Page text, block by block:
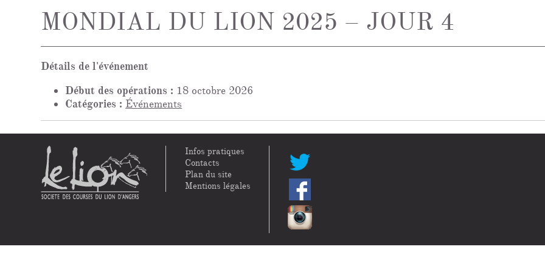
MONDIAL DU LION 2025 – JOUR 4
Détails de l'événement
Début des opérations : 18 octobre 2026
Catégories : Événements
Infos pratiques
Contacts
Plan du site
Mentions légales